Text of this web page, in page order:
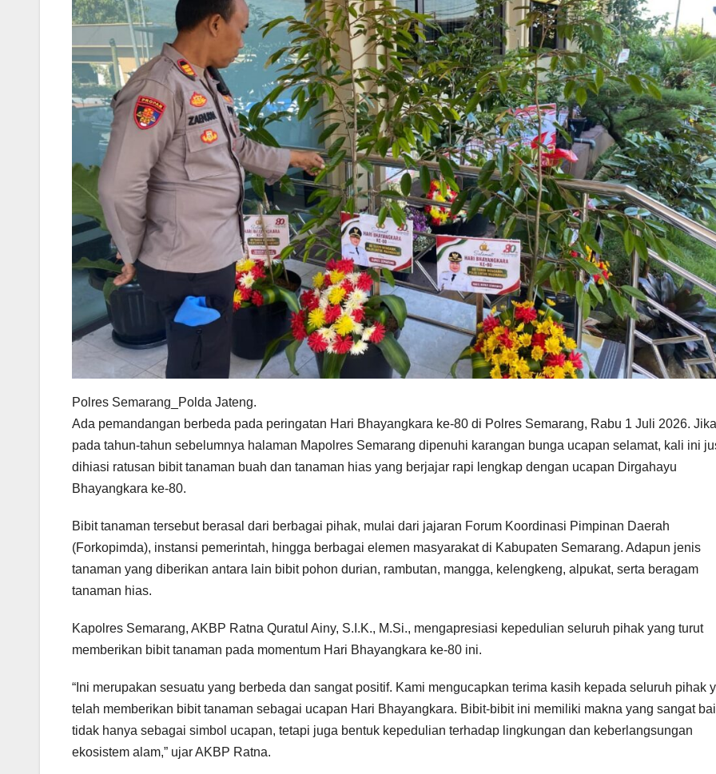
Polres Semarang_Polda Jateng.
Ada pemandangan berbeda pada peringatan Hari Bhayangkara ke-80 di Polres Semarang, Rabu 1 Juli 2026. Jika
pada tahun-tahun sebelumnya halaman Mapolres Semarang dipenuhi karangan bunga ucapan selamat, kali ini
dihiasi ratusan bibit tanaman buah dan tanaman hias yang berjajar rapi lengkap dengan ucapan Dirgahayu
Bhayangkara ke-80.
Bibit tanaman tersebut berasal dari berbagai pihak, mulai dari jajaran Forum Koordinasi Pimpinan Daerah
(Forkopimda), instansi pemerintah, hingga berbagai elemen masyarakat di Kabupaten Semarang. Adapun jenis
tanaman yang diberikan antara lain bibit pohon durian, rambutan, mangga, kelengkeng, alpukat, serta beragam
tanaman hias.
Kapolres Semarang, AKBP Ratna Quratul Ainy, S.I.K., M.Si., mengapresiasi kepedulian seluruh pihak yang turut
memberikan bibit tanaman pada momentum Hari Bhayangkara ke-80 ini.
“Ini merupakan sesuatu yang berbeda dan sangat positif. Kami mengucapkan terima kasih kepada seluruh pihak
telah memberikan bibit tanaman sebagai ucapan Hari Bhayangkara. Bibit-bibit ini memiliki makna yang sangat
tidak hanya sebagai simbol ucapan, tetapi juga bentuk kepedulian terhadap lingkungan dan keberlangsungan
ekosistem alam,” ujar AKBP Ratna.